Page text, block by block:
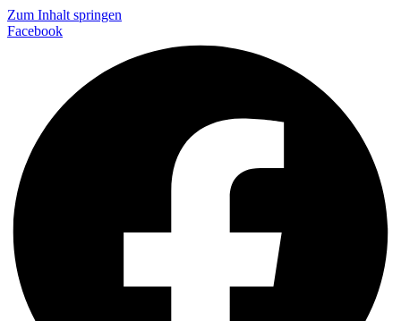
Zum Inhalt springen
Facebook